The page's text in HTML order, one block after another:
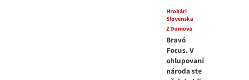
Hrobári
Slovenska
Z Domova
Bravó
Focus. V
ohlupovaní
národa ste